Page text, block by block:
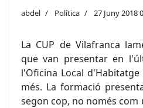
abdel Política 27 Juny 2018
La CUP de Vilafranca
que van presentar en
l'Oficina Local
més. La formació
segon cop, no només com